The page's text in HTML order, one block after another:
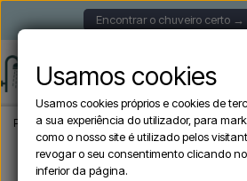
Encontrar o chuveiro certo →
Página inicial Chuveiros de jardim Chuveiros
Usamos cookies
Usamos cookies próprios e cookies de
a sua experiência do utilizador, para
como o nosso site é utilizado pelos
revogar o seu consentimento clicando
inferior da página.